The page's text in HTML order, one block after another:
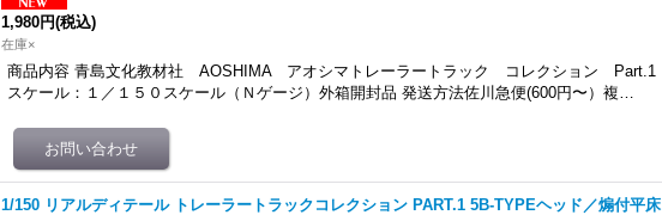
1,980円(税込)
在庫×
商品内容 青島文化教材社 AOSHIMA アオシマトレーラートラック コレクション Part.1
スケール：１／１５０スケール（Ｎゲージ）外箱開封品 発送方法佐川急便(600円〜）複…
1/150 リアルディテール トレーラートラックコレクション PART.1 5B-TYPEヘッド／煽付平床